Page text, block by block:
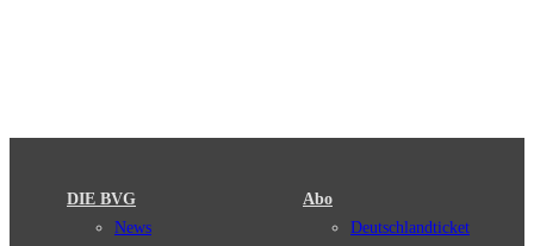
DIE BVG
News
Abo
Deutschlandticket